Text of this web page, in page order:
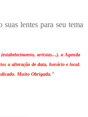
lentes para seu tema
artistas...), a Agenda
a alteração de data, horário e local.
Muito Obrigada."